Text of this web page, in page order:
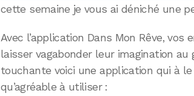
cette semaine je vous ai déniché une
Avec l’application Dans Mon Rêve, vos
laisser vagabonder leur imagination
touchante voici une application qui à
qu’agréable à utiliser :